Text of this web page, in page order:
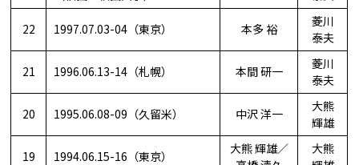
22 1997.07.03-04（東京） 本多 裕
菱川
泰夫
21 1996.06.13-14（札幌） 本間 研一
菱川
泰夫
20 1995.06.08-09（久留米） 中沢 洋一
大熊
輝雄
19 1994.06.15-16（東京）
大熊 輝雄／
大熊